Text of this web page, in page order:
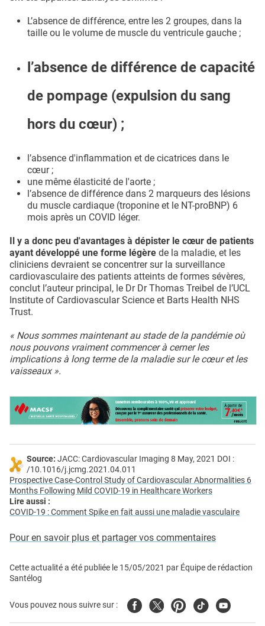
L’absence de différence, entre les 2 groupes, dans la
taille ou le volume de muscle du ventricule gauche ;
l’absence de différence de capacité
de pompage (expulsion du sang
hors du cœur) ;
l’absence d'inflammation et de cicatrices dans le
cœur ;
une même élasticité de l'aorte ;
l’absence de différence dans 2 marqueurs des lésions
du muscle cardiaque (troponine et le NT-proBNP) 6
mois après un COVID léger.
Il y a donc peu d'avantages à dépister le cœur de patients
ayant développé une forme légère de la maladie, et les
cliniciens devraient se concentrer sur la surveillance
cardiovasculaire des patients atteints de formes sévères,
conclut l’auteur principal, le Dr Dr Thomas Treibel de l’UCL
Institute of Cardiovascular Science et Barts Health NHS
Trust.
« Nous sommes maintenant au stade de la pandémie où
nous pouvons vraiment commencer à cerner les
implications à long terme de la maladie sur le cœur et les
vaisseaux ».
Source: JACC: Cardiovascular Imaging 8 May, 2021 DOI :
/10.1016/j.jcmg.2021.04.011
Prospective Case-Control Study of Cardiovascular Abnormalities 6
Months Following Mild COVID-19 in Healthcare Workers
Lire aussi :
COVID-19 : Comment Spike en fait aussi une maladie vasculaire
Pour en savoir plus et partager vos commentaires
Cette actualité a été publiée le 15/05/2021 par Équipe de rédaction
Santélog
Vous pouvez nous suivre sur : FacebookTwitterPinterest
TiktokYoutube